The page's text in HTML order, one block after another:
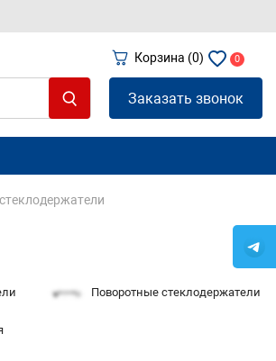
Корзина (0) 0
Заказать звонок
Поворотные стеклодержатели